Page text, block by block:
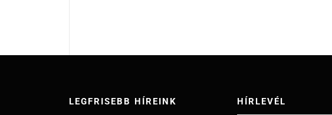
LEGFRISEBB HÍREINK HÍRLEVÉL